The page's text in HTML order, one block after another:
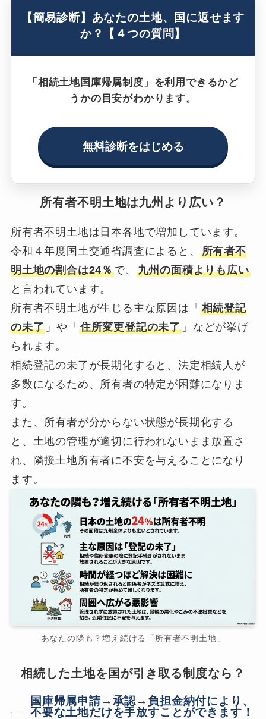
【簡易診断】あなたの土地、国に返せます
か？【４つの質問】
「相続土地国庫帰属制度」を利用できるかど
うかの目安がわかります。
無料診断をはじめる
所有者不明土地は九州より広い？
所有者不明土地は日本各地で増加しています。
令和４年度国土交通省調査によると、 所有者不
明土地の割合は24％で、 九州の面積よりも広い
と言われています。
所有者不明土地が生じる主な原因は「 相続登記
の未了 」や「 住所変更登記の未了 」などが挙げ
られます。
相続登記の未了が長期化すると、法定相続人が
多数になるため、所有者の特定が困難になりま
す。
また、所有者が分からない状態が長期化する
と、土地の管理が適切に行われないまま放置さ
れ、隣接土地所有者に不安を与えることになり
ます。
あなたの隣も？増え続ける「所有者不明土地」
相続した土地を国が引き取る制度なら？
国庫帰属申請→承認→負担金納付により、
不要な土地だけを手放すことができます！